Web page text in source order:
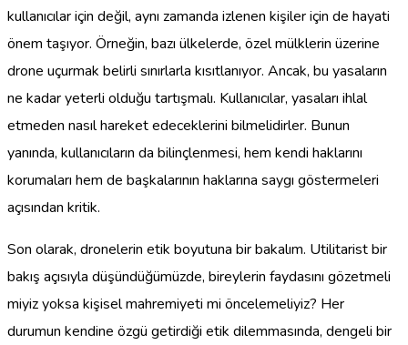
kullanıcılar için değil, aynı zamanda izlenen kişiler için de hayati
önem taşıyor. Örneğin, bazı ülkelerde, özel mülklerin üzerine
drone uçurmak belirli sınırlarla kısıtlanıyor. Ancak, bu yasaların
ne kadar yeterli olduğu tartışmalı. Kullanıcılar, yasaları ihlal
etmeden nasıl hareket edeceklerini bilmelidirler. Bunun
yanında, kullanıcıların da bilinçlenmesi, hem kendi haklarını
korumaları hem de başkalarının haklarına saygı göstermeleri
açısından kritik.
Son olarak, dronelerin etik boyutuna bir bakalım. Utilitarist bir
bakış açısıyla düşündüğümüzde, bireylerin faydasını gözetmeli
miyiz yoksa kişisel mahremiyeti mi öncelemeliyiz? Her
durumun kendine özgü getirdiği etik dilemmasında, dengeli bir